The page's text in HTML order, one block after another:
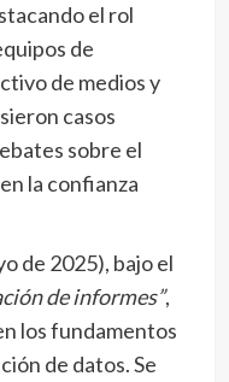
el rol
de
de medios y
casos
sobre el
la confianza
de 2025), bajo el
de informes”,
los fundamentos
de datos. Se